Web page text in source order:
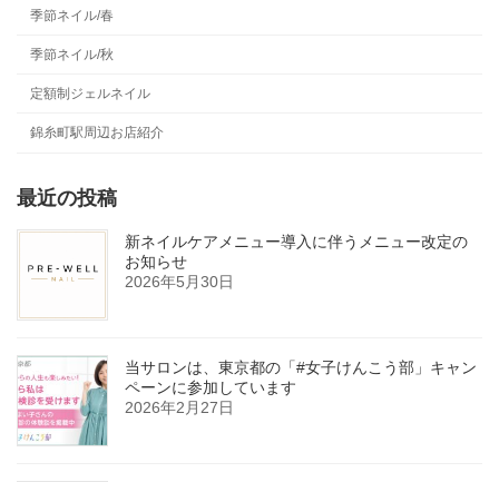
季節ネイル/春
季節ネイル/秋
定額制ジェルネイル
錦糸町駅周辺お店紹介
最近の投稿
新ネイルケアメニュー導入に伴うメニュー改定の
お知らせ
2026年5月30日
当サロンは、東京都の「#女子けんこう部」キャン
ペーンに参加しています
2026年2月27日